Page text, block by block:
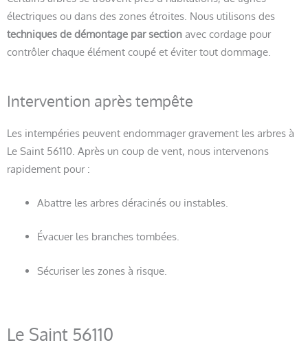
électriques ou dans des zones étroites. Nous utilisons des
techniques de démontage par section avec cordage pour
contrôler chaque élément coupé et éviter tout dommage.
Intervention après tempête
Les intempéries peuvent endommager gravement les arbres à
Le Saint 56110. Après un coup de vent, nous intervenons
rapidement pour :
Abattre les arbres déracinés ou instables.
Évacuer les branches tombées.
Sécuriser les zones à risque.
Le Saint 56110